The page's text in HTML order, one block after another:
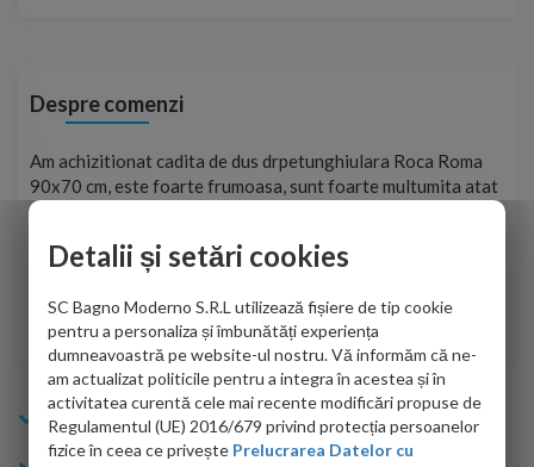
Despre comenzi
Am achizitionat cadita de dus drpetunghiulara Roca Roma
90x70 cm, este foarte frumoasa, sunt foarte multumita atat
de personalul firmei dvs. cu care am colaborat in obtinerea
adus coletul in siguranta.Numai bine, va doresc!
Sofrone Viviana -28.07.2026
Info Bagno
Detalii și setări cookies
SC Bagno Moderno S.R.L utilizează fișiere de tip cookie
pentru a personaliza și îmbunătăți experiența
dumneavoastră pe website-ul nostru. Vă informăm că ne-
am actualizat politicile pentru a integra în acestea și în
activitatea curentă cele mai recente modificări propuse de
Regulamentul (UE) 2016/679 privind protecția persoanelor
fizice în ceea ce privește Prelucrarea Datelor cu